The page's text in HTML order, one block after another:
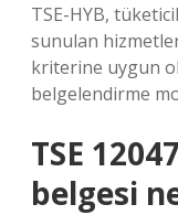
TSE-HYB,
sunulan
kriterine uygun
belgelendirme
TSE
belgesi